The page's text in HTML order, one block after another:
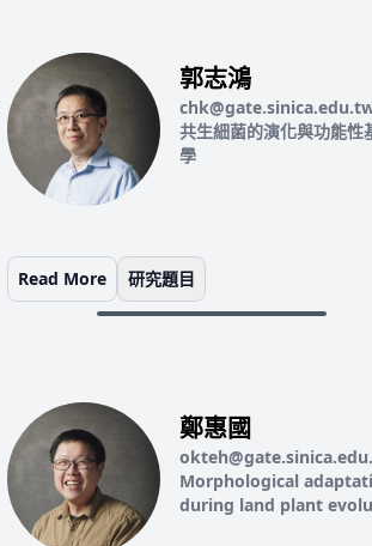
郭志鴻
共生細菌的演化與功能性
學
Read More 研究題目
鄭惠國
Morphological
during land plant